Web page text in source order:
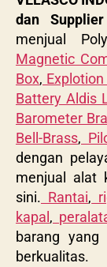
dan
menjual
Magnetic
Box,
Battery Aldis
Barometer
Bell-Brass,
dengan
menjual alat
sini. Rantai,
kapal ,
barang